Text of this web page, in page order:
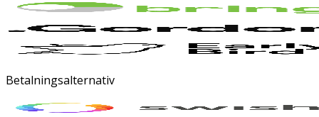
Betalningsalternativ